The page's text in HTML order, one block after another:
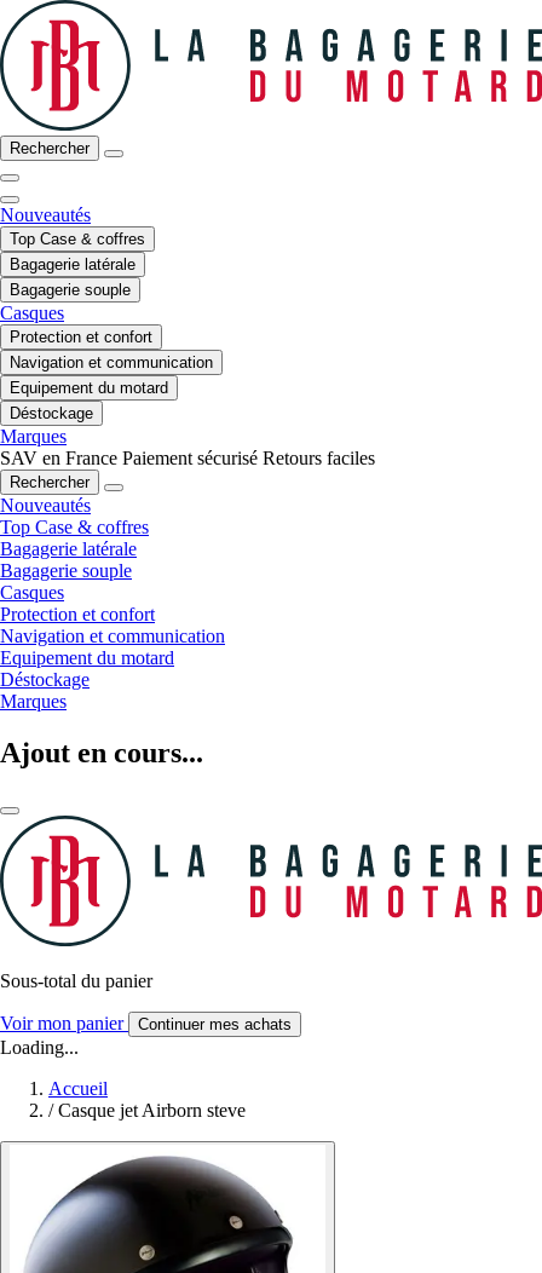
Rechercher
Nouveautés
Top Case & coffres
Bagagerie latérale
Bagagerie souple
Casques
Protection et confort
Navigation et communication
Equipement du motard
Déstockage
Marques
SAV en France Paiement sécurisé Retours faciles
Rechercher
Nouveautés
Top Case & coffres
Bagagerie latérale
Bagagerie souple
Casques
Protection et confort
Navigation et communication
Equipement du motard
Déstockage
Marques
Ajout en cours...
Sous-total du panier
Voir mon panier Continuer mes achats
Loading...
Accueil
/ Casque jet Airborn steve